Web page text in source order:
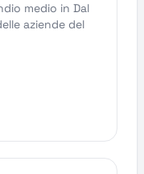
medio in Dal
aziende del